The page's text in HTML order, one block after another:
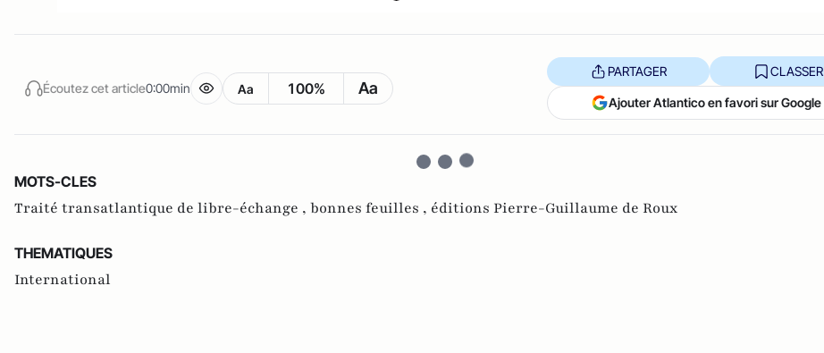
Écoutez cet article0:00min Aa 100% Aa
PARTAGER CLASSER
Ajouter Atlantico en favori sur Google
MOTS-CLES
Traité transatlantique de libre-échange , bonnes feuilles , éditions Pierre-Guillaume de Roux
THEMATIQUES
International